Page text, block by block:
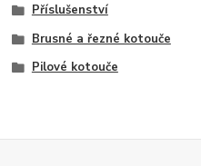
Příslušenství
Brusné a řezné kotouče
Pilové kotouče